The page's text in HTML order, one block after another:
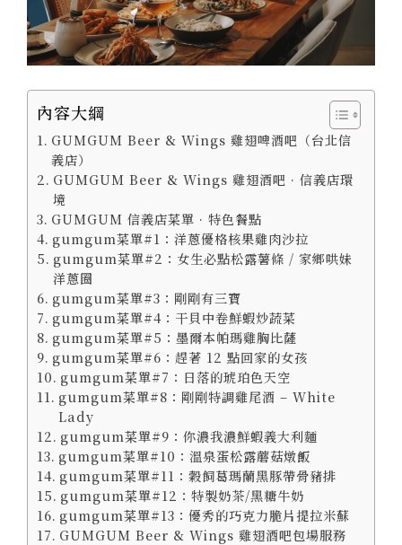
內容大綱
GUMGUM Beer & Wings 雞翅啤酒吧（台北信
義店）
GUMGUM Beer & Wings 雞翅酒吧 · 信義店環
境
GUMGUM 信義店菜單 · 特色餐點
gumgum菜單#1：洋蔥優格核果雞肉沙拉
gumgum菜單#2：女生必點松露薯條 / 家鄉哄妹
洋蔥圈
gumgum菜單#3：剛剛有三寶
gumgum菜單#4：干貝中卷鮮蝦炒蔬菜
gumgum菜單#5：墨爾本帕瑪雞胸比薩
gumgum菜單#6：趕著 12 點回家的女孩
gumgum菜單#7：日落的琥珀色天空
gumgum菜單#8：剛剛特調雞尾酒 – White
Lady
gumgum菜單#9：你濃我濃鮮蝦義大利麵
gumgum菜單#10：溫泉蛋松露蘑菇燉飯
gumgum菜單#11：穀飼葛瑪蘭黑豚帶骨豬排
gumgum菜單#12：特製奶茶/黑糖牛奶
gumgum菜單#13：優秀的巧克力脆片提拉米蘇
GUMGUM Beer & Wings 雞翅酒吧包場服務